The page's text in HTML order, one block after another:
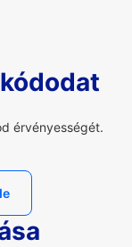
érvényességét.